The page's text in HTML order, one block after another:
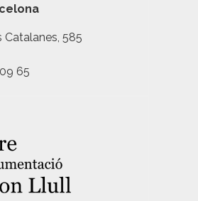
Catalanes, 585
65